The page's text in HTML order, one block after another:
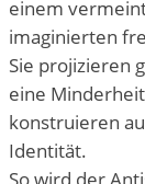
einem
imaginierten
Sie projizieren
eine
konstruieren
Identität.